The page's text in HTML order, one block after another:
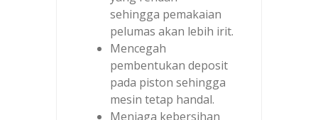
sehingga pemakaian
pelumas akan lebih irit.
Mencegah
pembentukan deposit
pada piston sehingga
mesin tetap handal.
Menjaga kebersihan